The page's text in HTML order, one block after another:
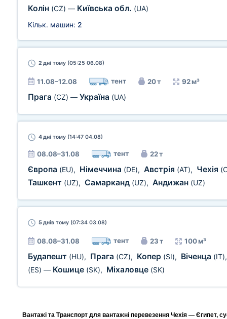
Колін (CZ) — Київська обл. (UA)
Кільк. машин: 2
2 дні тому (05:25 06.08)
11.08–12.08 тент 20 т 92 м³
Прага (CZ) — Україна (UA)
4 дні тому (14:47 04.08)
08.08–31.08 тент 22 т
Європа (EU), Німеччина (DE), Австрія (AT), Чехія
Ташкент (UZ), Самарканд (UZ), Андижан (UZ)
5 днів тому (07:34 03.08)
08.08–31.08 тент 23 т 100 м³
Будапешт (HU), Прага (CZ), Копер (SI), Віченца (IT)
(ES) — Кошице (SK), Міхаловце (SK)
Вантажі та Транспорт для вантажні перевезення Чехія — Єгипет,